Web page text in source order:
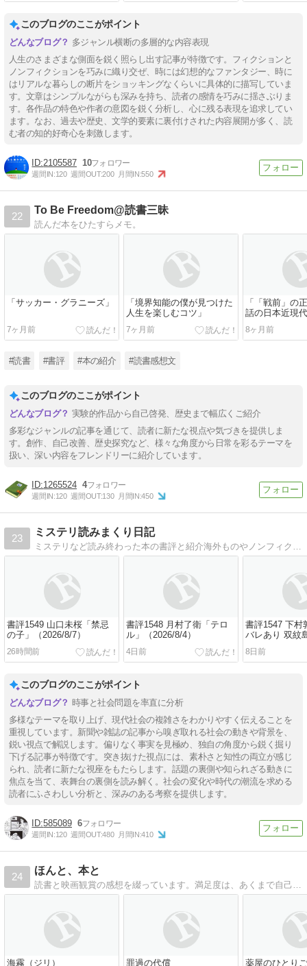
このブログのここがポイント
多ジャンル横断の多層的な内容表現
人生のさまざまな側面を鋭く照らし出す記事が特徴です。フィクションと
ノンフィクションを巧みに織り交ぜ、時には幻想的なファンタジー、時に
はリアルな暮らしの断片をショッキングなくらいに具体的に描写していま
す。文章はシンプルながらも深みを持ち、読者の感情を巧みに揺さぶりま
す。各作品の特色や作者の意図を鋭く分析し、心に残る表現を追求してい
ます。なお、過去や歴史、文学的要素に裏付けされた内容展開が多く、読
む者の知的好奇心を刺激します。
2105587 10
週間IN:120 週間OUT:200 月間IN:550
22
To Be Freedom@読書三昧
読んだ本をひたすらメモ。
「サッカー・グラニーズ」
7ヶ月前
「境界知能の僕が見つけた
人生を楽しむコツ」
7ヶ月前
「「戦前」の
話の日本近現
8ヶ月前
#読書 #書評 #本の紹介 #読書感想文
このブログのここがポイント
実験的作品から自己啓発、歴史まで幅広くご紹介
多彩なジャンルの記事を通じて、読者に新たな視点や気づきを提供しま
す。創作、自己改善、歴史探究など、様々な角度から日常を彩るテーマを
扱い、深い内容をフレンドリーに紹介しています。
1265524 4
週間IN:120 週間OUT:130 月間IN:450
23
ミステリ読みまくり日記
ミステリなど読み終わった本の書評と紹介海外ものやノンフィクションも混ぜこぜで
書評1549 山口未桜「禁忌
の子」（2026/8/7）
26時間前
書評1548 月村了衛「テロ
ル」（2026/8/4）
4日前
書評1547 下村
バレあり 双紋
（2026/7/31）
8日前
このブログのここがポイント
時事と社会問題を率直に分析
多様なテーマを取り上げ、現代社会の複雑さをわかりやすく伝えることを
重視しています。新聞や雑誌の記事から嗅ぎ取れる社会の動きや背景を、
鋭い視点で解説します。偏りなく事実を見極め、独自の角度から鋭く掘り
下げる記事が特徴です。突き抜けた視点には、素朴さと知性の両立が感じ
られ、読者に新たな視座をもたらします。話題の裏側や知られざる動きに
焦点を当て、表舞台の裏側を読み解く。社会の変化や時代の潮流を求める
読者にふさわしい分析と、深みのある考察を提供します。
585089 6
週間IN:120 週間OUT:480 月間IN:410
24
ほんと、本と
読書と映画観賞の感想を綴っています。満足度は、あくまで自己満足度です。
海霧（ジリ） 罪過の代償 薬屋のひとり